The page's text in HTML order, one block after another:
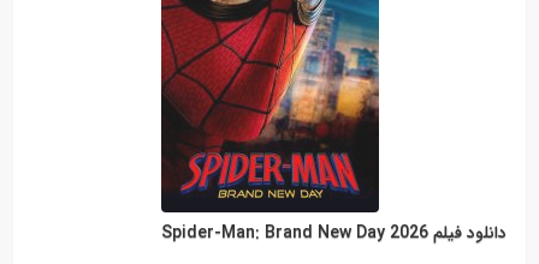
دانلود فیلم Spider-Man: Brand New Day 2026